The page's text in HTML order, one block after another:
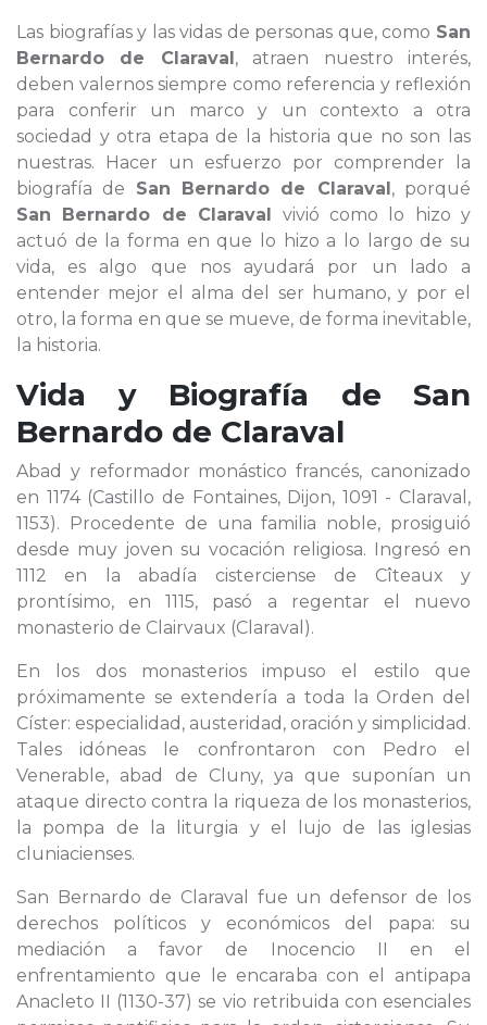
Las biografías y las vidas de personas que, como San
Bernardo de Claraval, atraen nuestro interés,
deben valernos siempre como referencia y reflexión
para conferir un marco y un contexto a otra
sociedad y otra etapa de la historia que no son las
nuestras. Hacer un esfuerzo por comprender la
biografía de San Bernardo de Claraval, porqué
San Bernardo de Claraval vivió como lo hizo y
actuó de la forma en que lo hizo a lo largo de su
vida, es algo que nos ayudará por un lado a
entender mejor el alma del ser humano, y por el
otro, la forma en que se mueve, de forma inevitable,
la historia.
Vida y Biografía de San
Bernardo de Claraval
Abad y reformador monástico francés, canonizado
en 1174 (Castillo de Fontaines, Dijon, 1091 - Claraval,
1153). Procedente de una familia noble, prosiguió
desde muy joven su vocación religiosa. Ingresó en
1112 en la abadía cisterciense de Cîteaux y
prontísimo, en 1115, pasó a regentar el nuevo
monasterio de Clairvaux (Claraval).
En los dos monasterios impuso el estilo que
próximamente se extendería a toda la Orden del
Císter: especialidad, austeridad, oración y simplicidad.
Tales idóneas le confrontaron con Pedro el
Venerable, abad de Cluny, ya que suponían un
ataque directo contra la riqueza de los monasterios,
la pompa de la liturgia y el lujo de las iglesias
cluniacienses.
San Bernardo de Claraval fue un defensor de los
derechos políticos y económicos del papa: su
mediación a favor de Inocencio II en el
enfrentamiento que le encaraba con el antipapa
Anacleto II (1130-37) se vio retribuida con esenciales